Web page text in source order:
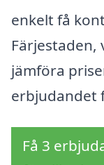
enkelt få
jämföra
erbjudandet
Få 3